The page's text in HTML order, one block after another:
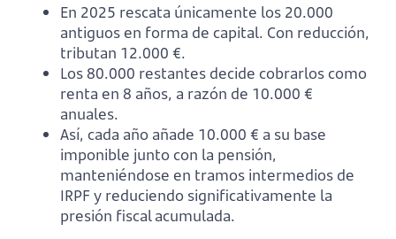
En 2025 rescata únicamente los 20.000
antiguos en forma de capital. Con reducción,
tributan 12.000 €.
Los 80.000 restantes decide cobrarlos como
renta en 8 años, a razón de 10.000 €
anuales.
Así, cada año añade 10.000 € a su base
imponible junto con la pensión,
manteniéndose en tramos intermedios de
IRPF y reduciendo significativamente la
presión fiscal acumulada.